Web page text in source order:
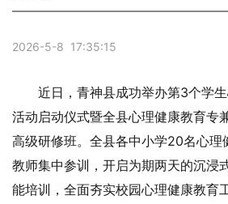
2026-5-8 17:35:15
近日，青神县成功举办第3个学
活动启动仪式暨全县心理健康教育专
高级研修班。全县各中小学20名心理
教师集中参训，开启为期两天的沉浸
能培训，全面夯实校园心理健康教育